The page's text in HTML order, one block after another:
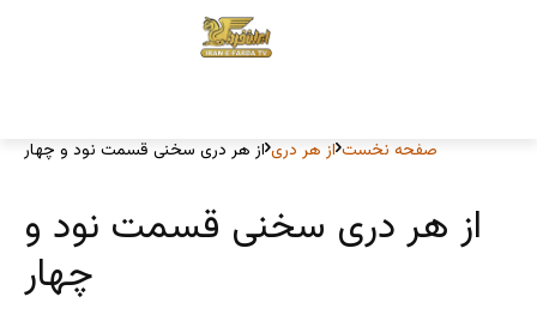
صفحه نخست از هر دری از هر دری سخنی قسمت نود و چهار
از هر دری سخنی قسمت نود و
چهار